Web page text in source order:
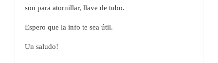
son para atornillar, llave de tubo.
Espero que la info te sea útil.
Un saludo!